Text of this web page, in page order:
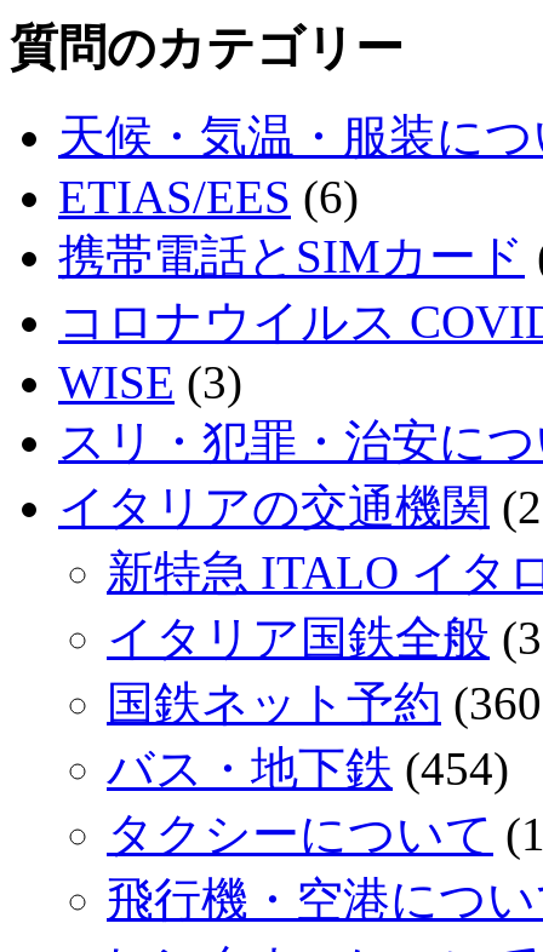
質問のカテゴリー
天候・気温・服装に
ETIAS/EES (6)
携帯電話とSIMカード
コロナウイルス
WISE (3)
スリ・犯罪・治安に
イタリアの交通機関
新特急 ITALO イタ
イタリア国鉄全般
国鉄ネット予約
バス・地下鉄 (454)
タクシーについて
飛行機・空港につ